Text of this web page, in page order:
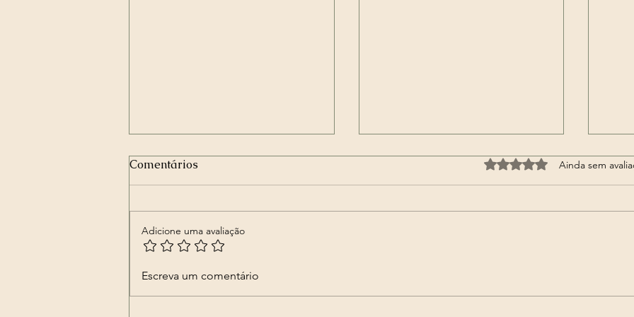
🎭✨ Firmeza de Carnaval –
Ritual Coletivo Exús e
Comentários Avaliado com 0 de 5
Ainda sem
Adicione uma avaliação
Escreva um comentário